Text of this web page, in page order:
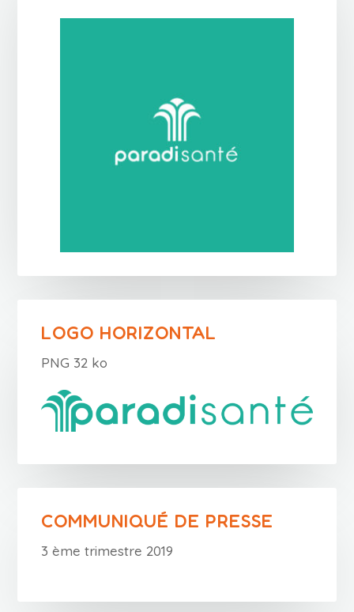
LOGO HORIZONTAL
PNG 32 ko
COMMUNIQUÉ DE PRESSE
3 ème trimestre 2019